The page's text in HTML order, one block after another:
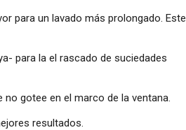
para un lavado más prolongado. Este
para la el rascado de suciedades
gotee en el marco de la ventana.
resultados.